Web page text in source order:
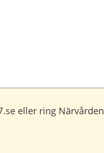
eller ring Närvården